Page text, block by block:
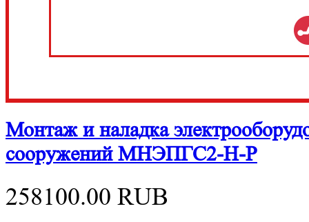
Монтаж и наладка
сооружений МНЭПГС2-Н-Р
258100.00 RUB